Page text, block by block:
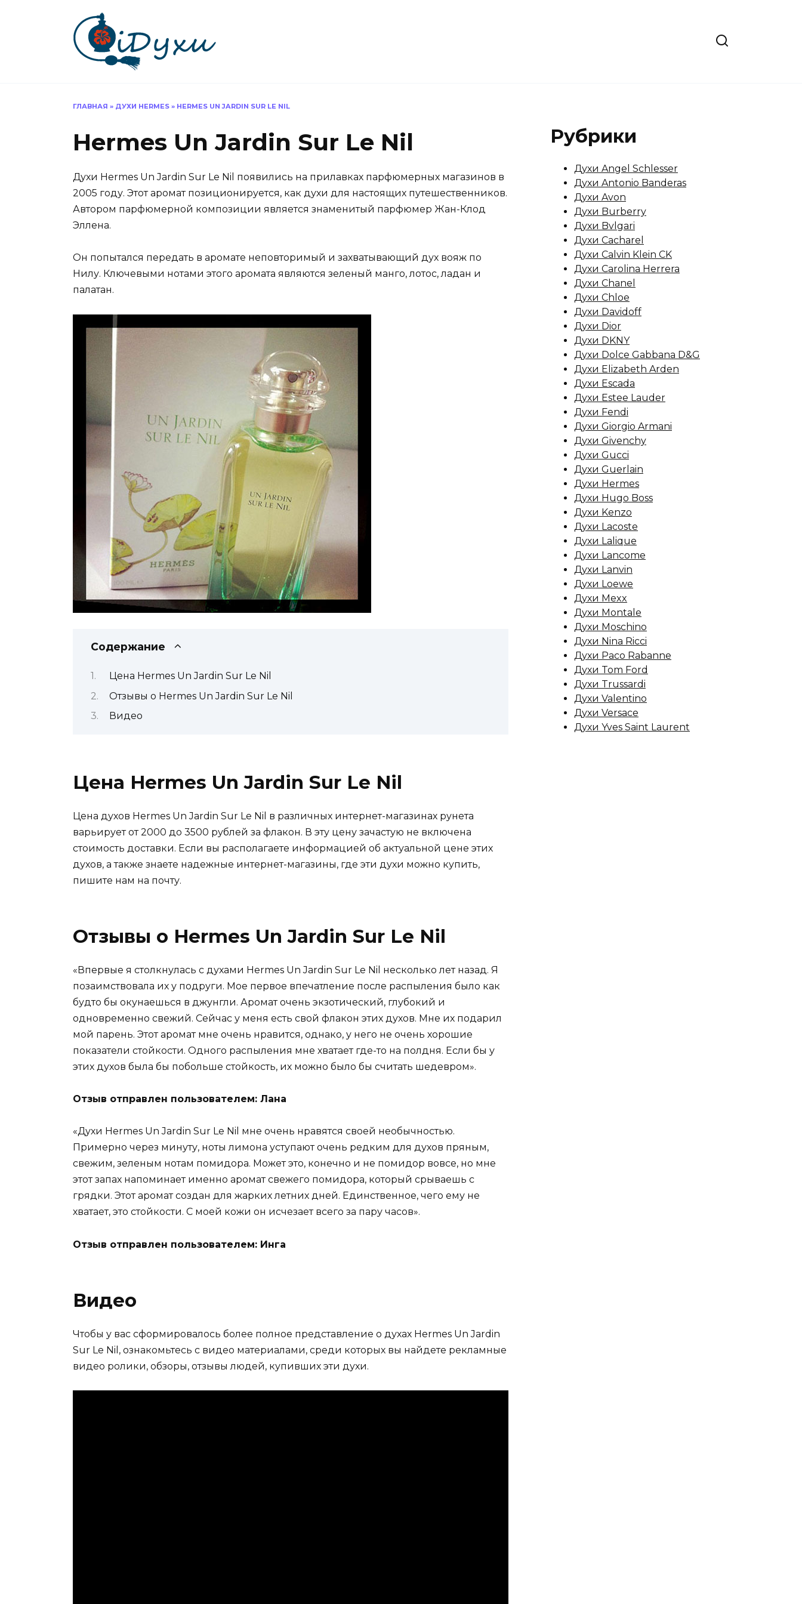
ГЛАВНАЯ » ДУХИ HERMES » HERMES UN JARDIN SUR LE NIL
Hermes Un Jardin Sur Le Nil
Духи Hermes Un Jardin Sur Le Nil появились на прилавках парфюмерных магазинов в
2005 году. Этот аромат позиционируется, как духи для настоящих путешественников.
Автором парфюмерной композиции является знаменитый парфюмер Жан-Клод
Эллена.
Он попытался передать в аромате неповторимый и захватывающий дух вояж по
Нилу. Ключевыми нотами этого аромата являются зеленый манго, лотос, ладан и
палатан.
Содержание
Цена Hermes Un Jardin Sur Le Nil
Отзывы о Hermes Un Jardin Sur Le Nil
Видео
Цена Hermes Un Jardin Sur Le Nil
Цена духов Hermes Un Jardin Sur Le Nil в различных интернет-магазинах рунета
варьирует от 2000 до 3500 рублей за флакон. В эту цену зачастую не включена
стоимость доставки. Если вы располагаете информацией об актуальной цене этих
духов, а также знаете надежные интернет-магазины, где эти духи можно купить,
пишите нам на почту.
Отзывы о Hermes Un Jardin Sur Le Nil
«Впервые я столкнулась с духами Hermes Un Jardin Sur Le Nil несколько лет назад. Я
позаимствовала их у подруги. Мое первое впечатление после распыления было как
будто бы окунаешься в джунгли. Аромат очень экзотический, глубокий и
одновременно свежий. Сейчас у меня есть свой флакон этих духов. Мне их подарил
мой парень. Этот аромат мне очень нравится, однако, у него не очень хорошие
показатели стойкости. Одного распыления мне хватает где-то на полдня. Если бы у
этих духов была бы побольше стойкость, их можно было бы считать шедевром».
Отзыв отправлен пользователем: Лана
«Духи Hermes Un Jardin Sur Le Nil мне очень нравятся своей необычностью.
Примерно через минуту, ноты лимона уступают очень редким для духов пряным,
свежим, зеленым нотам помидора. Может это, конечно и не помидор вовсе, но мне
этот запах напоминает именно аромат свежего помидора, который срываешь с
грядки. Этот аромат создан для жарких летних дней. Единственное, чего ему не
хватает, это стойкости. С моей кожи он исчезает всего за пару часов».
Отзыв отправлен пользователем: Инга
Видео
Чтобы у вас сформировалось более полное представление о духах Hermes Un Jardin
Sur Le Nil, ознакомьтесь с видео материалами, среди которых вы найдете рекламные
видео ролики, обзоры, отзывы людей, купивших эти духи.
Рубрики
Духи Angel Schlesser
Духи Antonio Banderas
Духи Avon
Духи Burberry
Духи Bvlgari
Духи Cacharel
Духи Calvin Klein CK
Духи Carolina Herrera
Духи Chanel
Духи Chloe
Духи Davidoff
Духи Dior
Духи DKNY
Духи Dolce Gabbana D&G
Духи Elizabeth Arden
Духи Escada
Духи Estee Lauder
Духи Fendi
Духи Giorgio Armani
Духи Givenchy
Духи Gucci
Духи Guerlain
Духи Hermes
Духи Hugo Boss
Духи Kenzo
Духи Lacoste
Духи Lalique
Духи Lancome
Духи Lanvin
Духи Loewe
Духи Mexx
Духи Montale
Духи Moschino
Духи Nina Ricci
Духи Paco Rabanne
Духи Tom Ford
Духи Trussardi
Духи Valentino
Духи Versace
Духи Yves Saint Laurent